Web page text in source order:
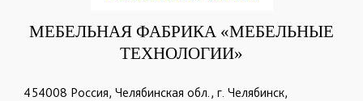
МЕБЕЛЬНАЯ ФАБРИКА «МЕБЕЛЬНЫЕ
ТЕХНОЛОГИИ»
454008 Россия, Челябинская обл., г. Челябинск,